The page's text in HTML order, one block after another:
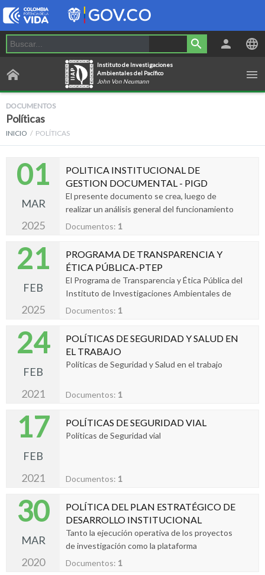
Instituto de Investigaciones
Ambientales del Pacífico
John Von Neumann
DOCUMENTOS
Políticas
INICIO POLÍTICAS
01
MAR
2025
POLITICA INSTITUCIONAL DE
GESTION DOCUMENTAL - PIGD
El presente documento se crea, luego de
realizar un análisis general del funcionamiento
de procedimientos de gestión documental al
aspectos que hacen parte de la dinámica que
tiene la ejecución de estos en cada uno de las
oficinas en razón a trabajos desde lo
administrativo y misional,
Documentos: 1
21
FEB
2025
PROGRAMA DE TRANSPARENCIA Y
ÉTICA PÚBLICA-PTEP
El Programa de Transparencia y Ética Pública del
Instituto de Investigaciones Ambientales de
Pacífico “John Von Neumann” – IIAP se da
establecidos en el Decreto 1122 de 2024, cuyo
anexo técnico define los ejes estratégicos, las
acciones prioritarias y los estándares a cumplir
tanto en el componente transversal como en el
Documentos: 1
24
FEB
2021
POLÍTICAS DE SEGURIDAD Y SALUD EN
EL TRABAJO
Políticas de Seguridad y Salud en el trabajo
Documentos: 1
17
FEB
2021
POLÍTICAS DE SEGURIDAD VIAL
Políticas de Seguridad vial
Documentos: 1
30
MAR
2020
POLÍTICA DEL PLAN ESTRATÉGICO DE
DESARROLLO INSTITUCIONAL
Tanto la ejecución operativa de los proyectos
de investigación como la plataforma
administrativa para garantizar la adecuada
Documentos: 1